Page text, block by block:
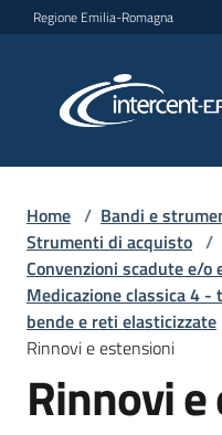
Vai al contenuto
Vai alla navigazione
Vai al footer
Regione Emilia-Romagna
per lo
L'Agenzia
Bandi
Home / Bandi e
Strumenti di acquisto /
Convenzioni scadute e/o
Medicazione classica 4 -
bende e reti elasticizzate
Rinnovi e estensioni
Rinnovi